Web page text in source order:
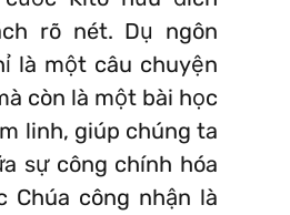
rõ nét. Dụ ngôn
là một câu chuyện
còn là một bài học
linh, giúp chúng ta
sự công chính hóa
Chúa công nhận là